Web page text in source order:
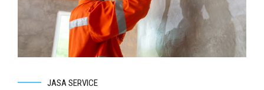
JASA SERVICE